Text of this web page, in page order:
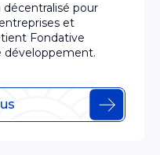
pour
et
Fondative
développement.